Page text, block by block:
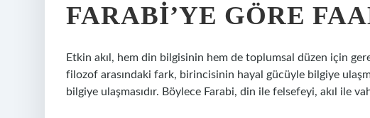
FARABI’YE GÖRE
Etkin akıl, hem din bilgisinin hem de toplumsal düzen için
filozof arasındaki fark, birincisinin hayal gücüyle bilgiye
bilgiye ulaşmasıdır. Böylece Farabi, din ile felsefeyi, akıl ile